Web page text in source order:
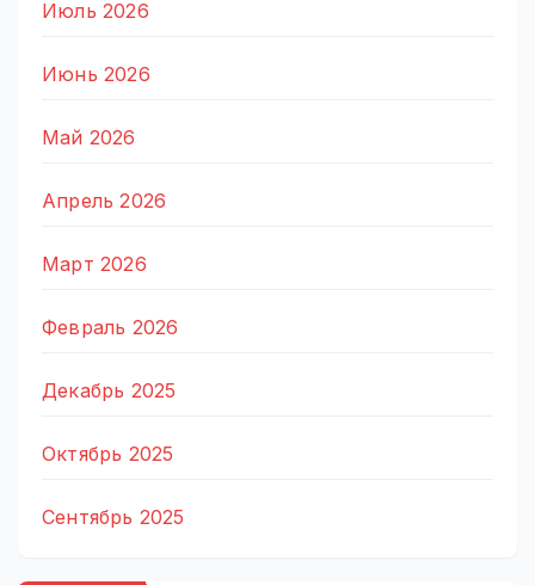
Июль 2026
Июнь 2026
Май 2026
Апрель 2026
Март 2026
Февраль 2026
Декабрь 2025
Октябрь 2025
Сентябрь 2025